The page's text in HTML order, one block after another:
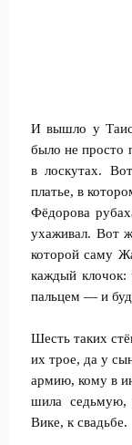
И вышло у
было не просто
в лоскутах.
платье, в
Фёдорова
ухаживал. Вот
которой саму
каждый клочок:
пальцем — и
Шесть таких
их трое, да у
армию, кому в
шила
Вике, к свадьбе.